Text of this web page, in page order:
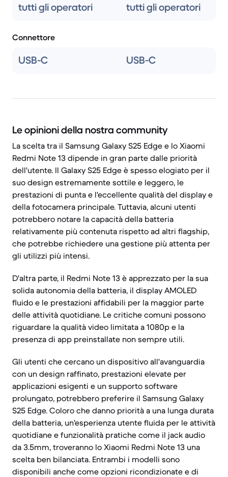
tutti gli operatori tutti gli operatori
Connettore
USB-C USB-C
Le opinioni della nostra community
La scelta tra il Samsung Galaxy S25 Edge e lo Xiaomi
Redmi Note 13 dipende in gran parte dalle priorità
dell'utente. Il Galaxy S25 Edge è spesso elogiato per il
suo design estremamente sottile e leggero, le
prestazioni di punta e l'eccellente qualità del display e
della fotocamera principale. Tuttavia, alcuni utenti
potrebbero notare la capacità della batteria
relativamente più contenuta rispetto ad altri flagship,
che potrebbe richiedere una gestione più attenta per
gli utilizzi più intensi.
D'altra parte, il Redmi Note 13 è apprezzato per la sua
solida autonomia della batteria, il display AMOLED
fluido e le prestazioni affidabili per la maggior parte
delle attività quotidiane. Le critiche comuni possono
riguardare la qualità video limitata a 1080p e la
presenza di app preinstallate non sempre utili.
Gli utenti che cercano un dispositivo all'avanguardia
con un design raffinato, prestazioni elevate per
applicazioni esigenti e un supporto software
prolungato, potrebbero preferire il Samsung Galaxy
S25 Edge. Coloro che danno priorità a una lunga durata
della batteria, un'esperienza utente fluida per le attività
quotidiane e funzionalità pratiche come il jack audio
da 3.5mm, troveranno lo Xiaomi Redmi Note 13 una
scelta ben bilanciata. Entrambi i modelli sono
disponibili anche come opzioni ricondizionate e di